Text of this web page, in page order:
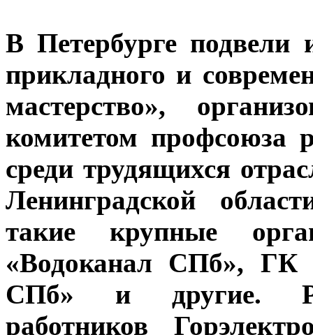
В Петербурге подвели
прикладного и
мастерство»,
комитетом профсоюза
среди трудящихся
Ленинградской
такие крупные
«Водоканал СПб», ГК
СПб» и другие.
работников